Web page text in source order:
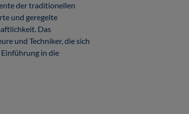
der traditionellen
und geregelte
Das
und Techniker, die sich
in die